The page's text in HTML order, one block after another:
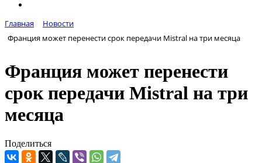
Главная
Новости
Франция может перенести срок передачи Mistral на три месяца
Франция может перенести
срок передачи Mistral на три
месяца
Поделиться